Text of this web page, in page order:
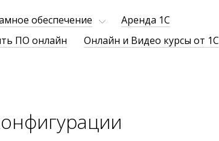
обеспечение
Аренда 1С
ПО онлайн
Онлайн и Видео курсы от 1С